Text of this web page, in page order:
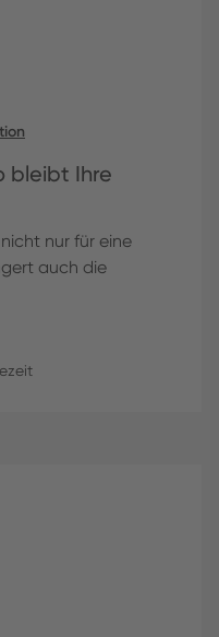
bleibt Ihre
nur für eine
auch die